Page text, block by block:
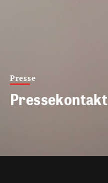
Presse
Pressekontakt